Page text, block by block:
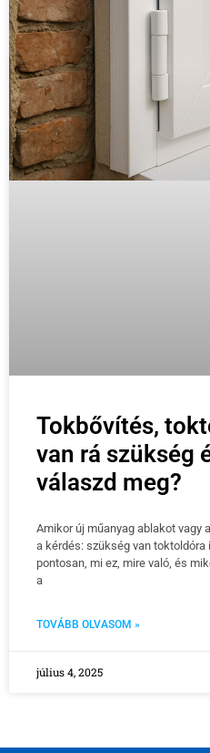
Tokbővítés,
van rá szükség
válaszd meg?
Amikor új műanyag ablakot vagy
a kérdés: szükség van toktoldóra
pontosan, mi ez, mire való, és
a
TOVÁBB OLVASOM »
július 4, 2025